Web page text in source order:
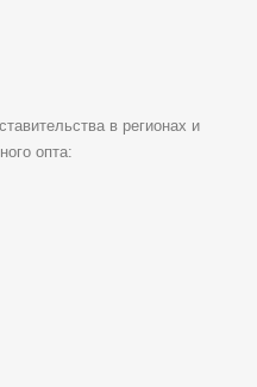
в регионах и
опта: